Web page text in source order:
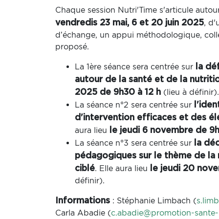
Chaque session Nutri'Time s'articule
vendredis 23 mai, 6 et 20 juin 2025,
d’échange, un appui méthodologique,
proposé.
La 1ère séance sera centrée sur
la
autour de la santé et de la
2025 de 9h30 à 12 h(lieu à définir).
La séance n°2 sera centrée sur
d'intervention efficaces et des
aura lieu le jeudi 6 novembre de
La séance n°3 sera centrée sur
la
pédagogiques sur le thème de
ciblé. Elle aura lieu le jeudi 20
définir).
Informations: Stéphanie Limbach (
Carla Abadie (c.abadie@promotion-